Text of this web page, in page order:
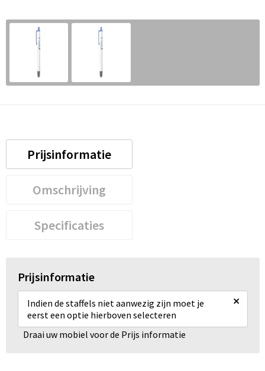
Prijsinformatie
Omschrijving
Specificaties
Prijsinformatie
Indien de staffels niet aanwezig zijn moet je
eerst een optie hierboven selecteren
×
Draai uw mobiel voor de Prijs informatie